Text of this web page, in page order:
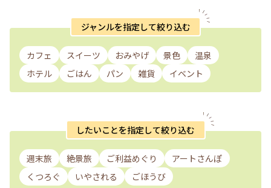
ジャンルを指定して絞り込む
カフェ スイーツ おみやげ 景色
温泉
ホテル
ごはん パン 雑貨 イベント
したいことを指定して絞り込む
週末旅 絶景旅 ご利益めぐり
アートさんぽ
くつろぐ
いやされる ごほうび